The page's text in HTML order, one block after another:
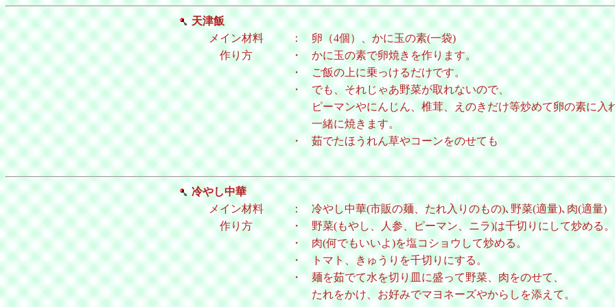
天津飯
メイン材料
：
卵（4個）、かに玉の素(一袋)
作り方
・
かに玉の素で卵焼きを作ります。
・
ご飯の上に乗っけるだけです。
・
でも、それじゃあ野菜が取れないので、
ピーマンやにんじん、椎茸、えのきだけ等炒めて卵の素に入
一緒に焼きます。
・
茹でたほうれん草やコーンをのせても
冷やし中華
メイン材料
：
冷やし中華(市販の麺、たれ入りのもの)､野菜(適量)､肉(適量)
作り方
・
野菜(もやし、人参、ピーマン、ニラ)は千切りにして炒める。
・
肉(何でもいいよ)を塩コショウして炒める。
・
トマト、きゅうりを千切りにする。
・
麺を茹でて水を切り皿に盛って野菜、肉をのせて、
たれをかけ、お好みでマヨネーズやからしを添えて。